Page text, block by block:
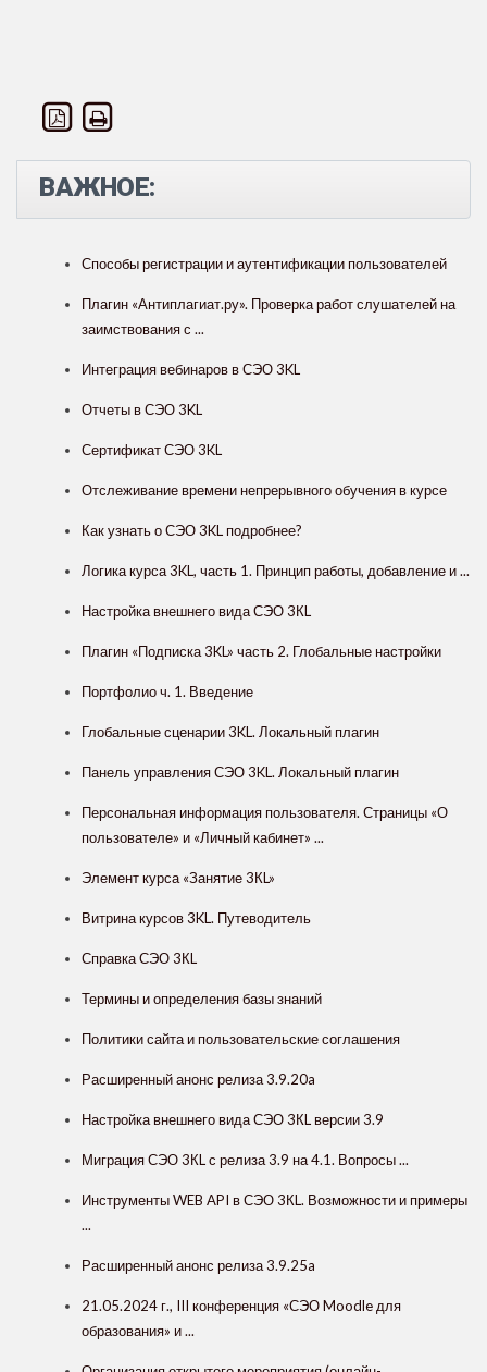
ВАЖНОЕ:
Способы регистрации и аутентификации пользователей
Плагин «Антиплагиат.ру». Проверка работ слушателей на
заимствования с ...
Интеграция вебинаров в СЭО 3KL
Отчеты в СЭО 3KL
Сертификат СЭО 3KL
Отслеживание времени непрерывного обучения в курсе
Как узнать о СЭО 3KL подробнее?
Логика курса 3KL, часть 1. Принцип работы, добавление и ...
Настройка внешнего вида СЭО 3КL
Плагин «Подписка 3KL» часть 2. Глобальные настройки
Портфолио ч. 1. Введение
Глобальные сценарии 3KL. Локальный плагин
Панель управления СЭО 3KL. Локальный плагин
Персональная информация пользователя. Страницы «О
пользователе» и «Личный кабинет» ...
Элемент курса «Занятие 3КL»
Витрина курсов 3KL. Путеводитель
Справка СЭО 3КL
Термины и определения базы знаний
Политики сайта и пользовательские соглашения
Расширенный анонс релиза 3.9.20a
Настройка внешнего вида СЭО 3КL версии 3.9
Миграция СЭО 3КL с релиза 3.9 на 4.1. Вопросы ...
Инструменты WEB API в СЭО 3КL. Возможности и примеры
...
Расширенный анонс релиза 3.9.25a
21.05.2024 г., III конференция «СЭО Moodle для
образования» и ...